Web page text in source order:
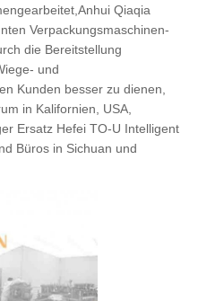
Qiaqia
Verpackungsmaschinen-
die Bereitstellung
und
Kunden besser zu dienen,
in Kalifornien, USA,
Ersatz Hefei TO-U Intelligent
Büros in Sichuan und